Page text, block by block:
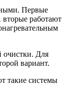
Первые
работают
очистки. Для
вариант.
такие системы